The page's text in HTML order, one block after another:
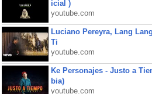
icial )
youtube.com
Luciano Pereyra, Lang
Ti
youtube.com
Ke Personajes - Justo a
bia)
youtube.com